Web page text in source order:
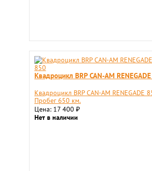
Квадроцикл BRP CAN-AM
Квадроцикл BRP CAN-AM RENEGADE
Пробег 650 км.
Цена: 17 400 ₽
Нет в наличии